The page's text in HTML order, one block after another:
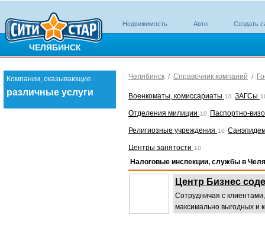
ЧЕЛЯБИНСК
Недвижимость Авто Создать
Компании, оказывающие
различные услуги
Челябинск / Справочник компаний /
Военкоматы, комиссариаты 10 ЗАГСы
Отделения милиции 10 Паспортно-
Религиозные учреждения 10
Центры занятости 10
Налоговые инспекции, службы в
Центр Бизнес
Сотрудничая с
максимально выгодных и